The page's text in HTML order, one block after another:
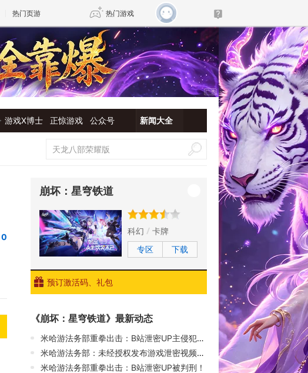
热门页游 热门游戏
魔兽 DNF 传奇4
游戏X博士 正惊游戏 公众号 新闻大全
0
崩坏：星穹铁道
科幻
卡牌
专区
下载
预订激活码、礼包
《崩坏：星穹铁道》最新动态
米哈游法务部重拳出击：B站泄密UP主侵犯著作权罪成立
米哈游法务部：未经授权发布游戏泄密视频，两名泄密人员被判刑
米哈游法务部重拳出击：B站泄密UP被判刑！